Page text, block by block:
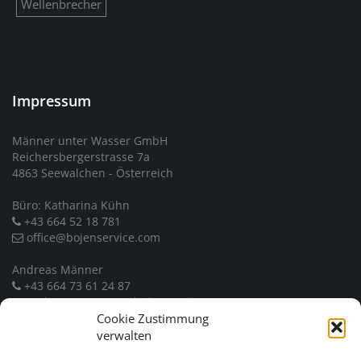
Cookie Zustimmung
verwalten
Wellenbrecher
Impressum
Männer unter Wasser GmbH
Reichersbergerstrasse 7a
4863 Seewalchen - Österreich
Büro: Katharina Kühn
+43 664 52 18 781
office@bojenservice.com
Andreas Männer
+43 664 73 61 24 87
andreas.maenner@bojenservice.com
UID: ATU 71158258